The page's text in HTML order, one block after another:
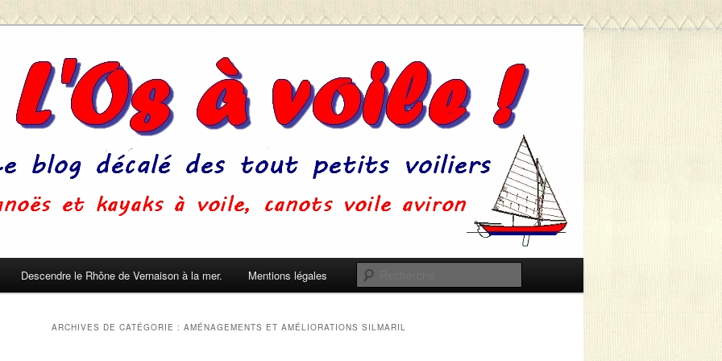
Descendre le Rhône de Vernaison à la mer. Mentions légales
ARCHIVES DE CATÉGORIE : AMÉNAGEMENTS ET AMÉLIORATIONS SILMARIL